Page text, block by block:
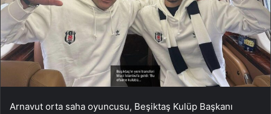
Arnavut orta saha oyuncusu, Beşiktaş Kulüp Başkanı